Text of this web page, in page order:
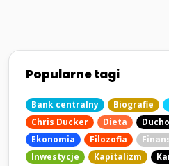
Popularne tagi
Bank centralny Biografie
Chris Ducker
Dieta
Ekonomia
Filozofia
Inwestycje
Kapitalizm